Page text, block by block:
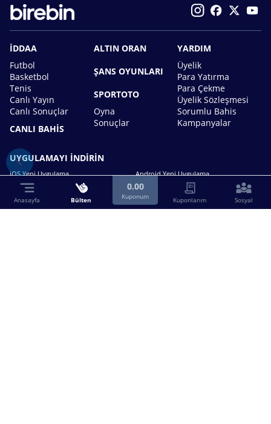
İDDAA
Futbol
Basketbol
Tenis
Canlı Yayın
Canlı Sonuçlar
CANLI BAHİS
ALTIN ORAN
ŞANS OYUNLARI
SPORTOTO
Oyna
Sonuçlar
YARDIM
Üyelik
Para Yatırma
Para Çekme
Üyelik Sözleşmesi
Sorumlu Bahis
Kampanyalar
UYGULAMAYI İNDİRİN
iOS Yeni Uygulama Android Yeni Uygulama
Anasayfa Bülten
0.00
Kuponum Kuponlarım Sosyal